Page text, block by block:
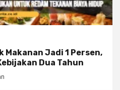
Makanan Jadi 1 Persen,
Dua Tahun